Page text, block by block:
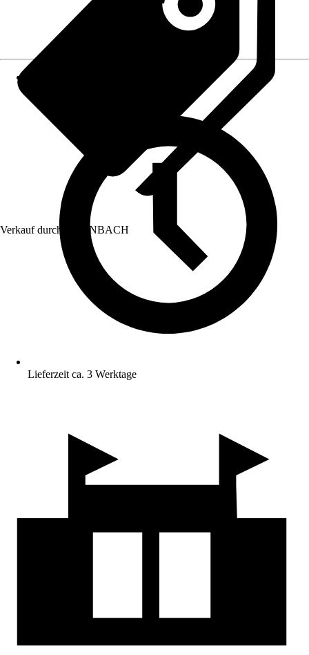
Verkauf durch: HORNBACH
Lieferzeit ca. 3 Werktage